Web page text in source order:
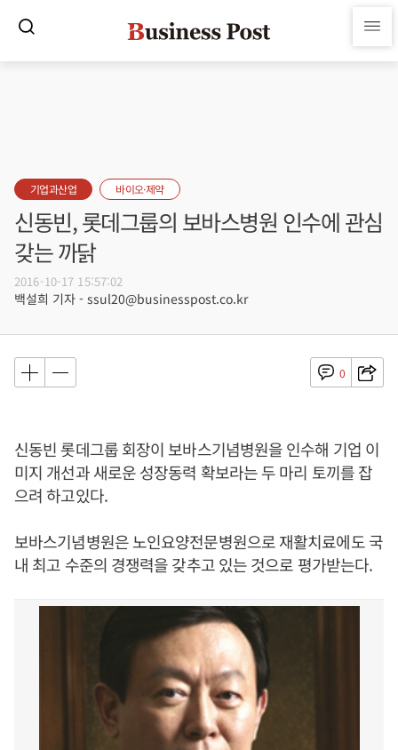
기업과산업 바이오·제약
신동빈, 롯데그룹의 보바스병원 인수에 관심
갖는 까닭
2016-10-17 15:57:02
백설희 기자 - ssul20@businesspost.co.kr
0
신동빈 롯데그룹 회장이 보바스기념병원을 인수해 기업 이
미지 개선과 새로운 성장동력 확보라는 두 마리 토끼를 잡
으려 하고있다.
보바스기념병원은 노인요양전문병원으로 재활치료에도 국
내 최고 수준의 경쟁력을 갖추고 있는 것으로 평가받는다.